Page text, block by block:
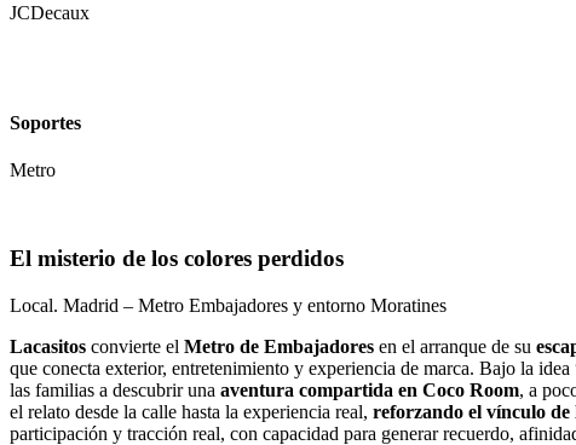
JCDecaux
Soportes
Metro
El misterio de los colores perdidos
Local. Madrid – Metro Embajadores y entorno Moratines
Lacasitos convierte el Metro de Embajadores en el arranque de su
que conecta exterior, entretenimiento y experiencia de marca. Bajo la idea
las familias a descubrir una aventura compartida en Coco Room, a
el relato desde la calle hasta la experiencia real, reforzando el vínculo
participación y tracción real, con capacidad para generar recuerdo,